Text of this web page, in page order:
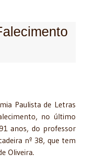
Paulista de Letras
no último
anos, do professor
nº 38, que tem
Oliveira.